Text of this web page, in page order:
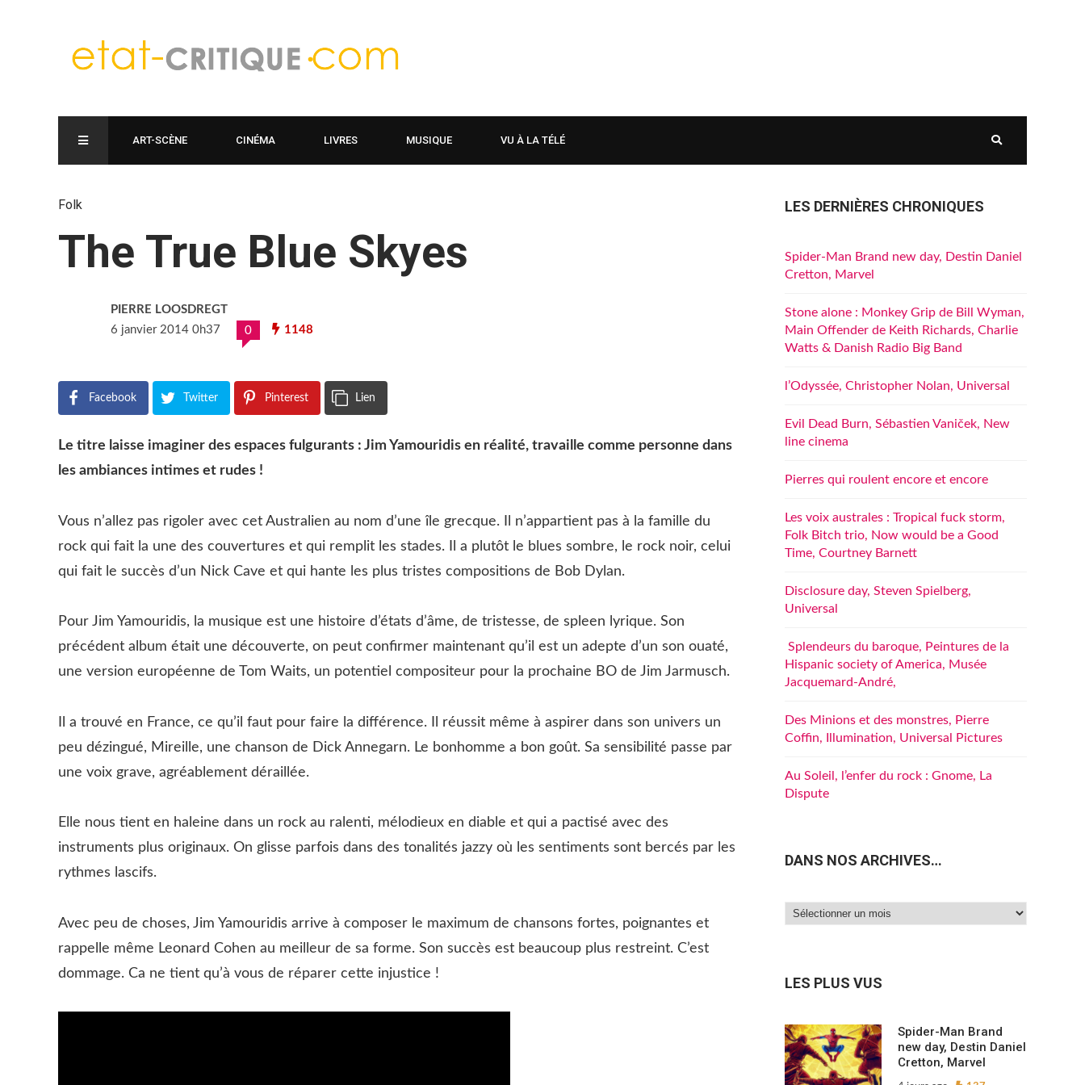
ART-SCÈNE CINÉMA LIVRES MUSIQUE VU À LA TÉLÉ
Folk
The True Blue Skyes
PIERRE LOOSDREGT
6 janvier 2014 0h37
0 1148
Facebook Twitter Pinterest Lien
Le titre laisse imaginer des espaces fulgurants : Jim Yamouridis en réalité, travaille comme personne dans
les ambiances intimes et rudes !
Vous n’allez pas rigoler avec cet Australien au nom d’une île grecque. Il n’appartient pas à la famille du
rock qui fait la une des couvertures et qui remplit les stades. Il a plutôt le blues sombre, le rock noir, celui
qui fait le succès d’un Nick Cave et qui hante les plus tristes compositions de Bob Dylan.
Pour Jim Yamouridis, la musique est une histoire d’états d’âme, de tristesse, de spleen lyrique. Son
précédent album était une découverte, on peut confirmer maintenant qu’il est un adepte d’un son ouaté,
une version européenne de Tom Waits, un potentiel compositeur pour la prochaine BO de Jim Jarmusch.
Il a trouvé en France, ce qu’il faut pour faire la différence. Il réussit même à aspirer dans son univers un
peu dézingué, Mireille, une chanson de Dick Annegarn. Le bonhomme a bon goût. Sa sensibilité passe par
une voix grave, agréablement déraillée.
Elle nous tient en haleine dans un rock au ralenti, mélodieux en diable et qui a pactisé avec des
instruments plus originaux. On glisse parfois dans des tonalités jazzy où les sentiments sont bercés par les
rythmes lascifs.
Avec peu de choses, Jim Yamouridis arrive à composer le maximum de chansons fortes, poignantes et
rappelle même Leonard Cohen au meilleur de sa forme. Son succès est beaucoup plus restreint. C’est
dommage. Ca ne tient qu’à vous de réparer cette injustice !
LES DERNIÈRES CHRONIQUES
Spider-Man Brand new day, Destin Daniel
Cretton, Marvel
Stone alone : Monkey Grip de Bill Wyman,
Main Offender de Keith Richards, Charlie
Watts & Danish Radio Big Band
l’Odyssée, Christopher Nolan, Universal
Evil Dead Burn, Sébastien Vaniček, New
line cinema
Pierres qui roulent encore et encore
Les voix australes : Tropical fuck storm,
Folk Bitch trio, Now would be a Good
Time, Courtney Barnett
Disclosure day, Steven Spielberg,
Universal
Splendeurs du baroque, Peintures de la
Hispanic society of America, Musée
Jacquemard-André,
Des Minions et des monstres, Pierre
Coffin, Illumination, Universal Pictures
Au Soleil, l’enfer du rock : Gnome, La
Dispute
DANS NOS ARCHIVES…
Dans
LES PLUS VUS
Spider-Man Brand
new day, Destin Daniel
Cretton, Marvel